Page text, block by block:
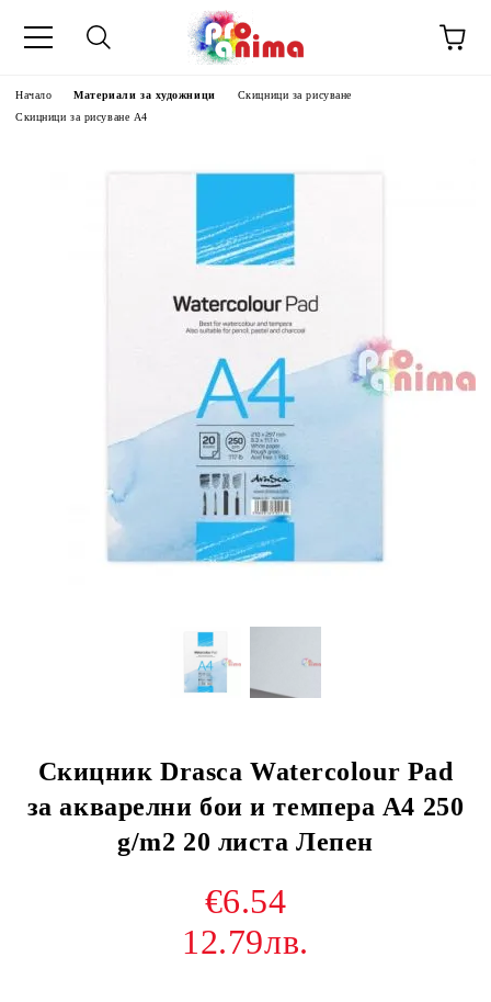
Начало Материали за художници
Скицници за рисуване
Скицници за рисуване А4
Скицник Drasca Watercolour Pad
за акварелни бои и темпера А4 250
g/m2 20 листа Лепен
€6.54
12.79лв.